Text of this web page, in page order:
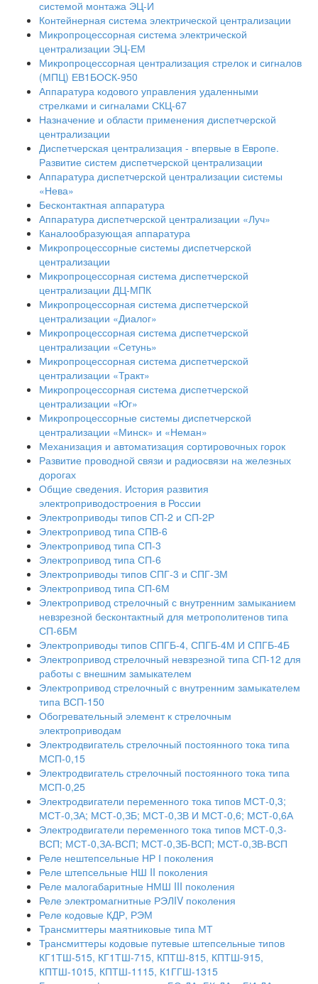
системой монтажа ЭЦ-И
Контейнерная система электрической централизации
Микропроцессорная система электрической
централизации ЭЦ-ЕМ
Микропроцессорная централизация стрелок и сигналов
(МПЦ) ЕВ1БОСК-950
Аппаратура кодового управления удаленными
стрелками и сигналами СКЦ-67
Назначение и области применения диспетчерской
централизации
Диспетчерская централизация - впервые в Европе.
Развитие систем диспетчерской централизации
Аппаратура диспетчерской централизации системы
«Нева»
Бесконтактная аппаратура
Аппаратура диспетчерской централизации «Луч»
Каналообразующая аппаратура
Микропроцессорные системы диспетчерской
централизации
Микропроцессорная система диспетчерской
централизации ДЦ-МПК
Микропроцессорная система диспетчерской
централизации «Диалог»
Микропроцессорная система диспетчерской
централизации «Сетунь»
Микропроцессорная система диспетчерской
централизации «Тракт»
Микропроцессорная система диспетчерской
централизации «Юг»
Микропроцессорные системы диспетчерской
централизации «Минск» и «Неман»
Механизация и автоматизация сортировочных горок
Развитие проводной связи и радиосвязи на железных
дорогах
Общие сведения. История развития
электроприводостроения в России
Электроприводы типов СП-2 и СП-2Р
Электропривод типа СПВ-6
Электропривод типа СП-3
Электропривод типа СП-6
Электроприводы типов СПГ-3 и СПГ-ЗМ
Электропривод типа СП-6М
Электропривод стрелочный с внутренним замыканием
невзрезной бесконтактный для метрополитенов типа
СП-6БМ
Электроприводы типов СПГБ-4, СПГБ-4М И СПГБ-4Б
Электропривод стрелочный невзрезной типа СП-12 для
работы с внешним замыкателем
Электропривод стрелочный с внутренним замыкателем
типа ВСП-150
Обогревательный элемент к стрелочным
электроприводам
Электродвигатель стрелочный постоянного тока типа
МСП-0,15
Электродвигатель стрелочный постоянного тока типа
МСП-0,25
Электродвигатели переменного тока типов МСТ-0,3;
МСТ-0,ЗА; МСТ-0,ЗБ; МСТ-0,ЗВ И МСТ-0,6; МСТ-0,6А
Электродвигатели переменного тока типов МСТ-0,3-
ВСП; МСТ-0,ЗА-ВСП; МСТ-0,ЗБ-ВСП; МСТ-0,ЗВ-ВСП
Реле нештепсельные НР І поколения
Реле штепсельные НШ II поколения
Реле малогабаритные НМШ III поколения
Реле электромагнитные РЭЛIV поколения
Реле кодовые КДР, РЭМ
Трансмиттеры маятниковые типа МТ
Трансмиттеры кодовые путевые штепсельные типов
КГ1ТШ-515, КГ1ТШ-715, КПТШ-815, КПТШ-915,
КПТШ-1015, КПТШ-1115, К1ГГШ-1315